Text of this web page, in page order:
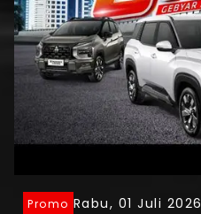
Promo Rabu, 01 Juli 2026